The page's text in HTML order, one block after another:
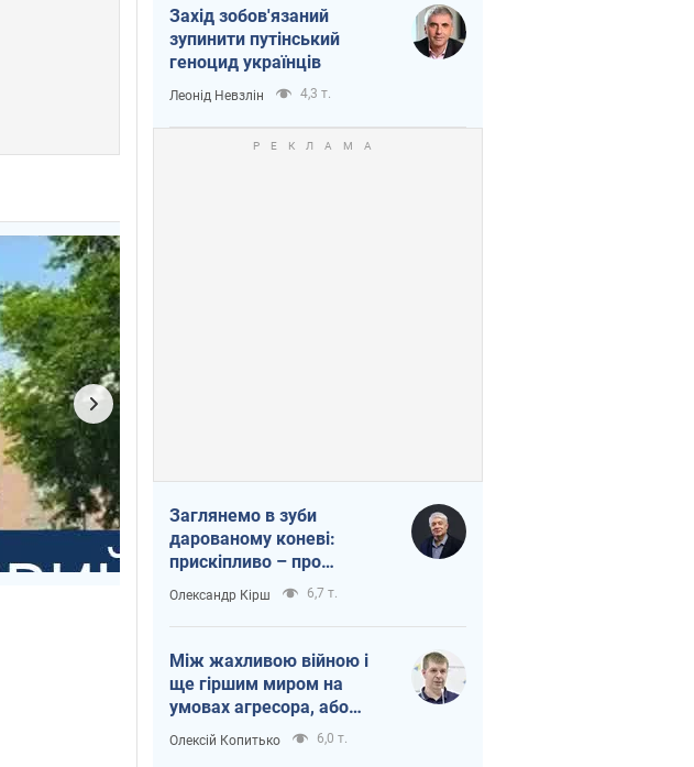
Захід зобов'язаний
зупинити путінський
геноцид українців
Леонід Невзлін 4,3 т.
Заглянемо в зуби
дарованому коневі:
прискіпливо – про
допомогу Україні
Олександр Кірш 6,7 т.
Між жахливою війною і
ще гіршим миром на
умовах агресора, або
Безвихідність – теж
Олексій Копитько 6,0 т.